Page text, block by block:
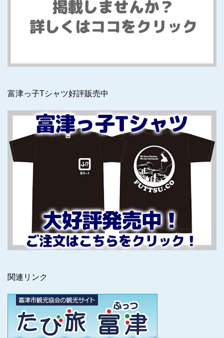
富津っ子Tシャツ好評販売中
関連リンク